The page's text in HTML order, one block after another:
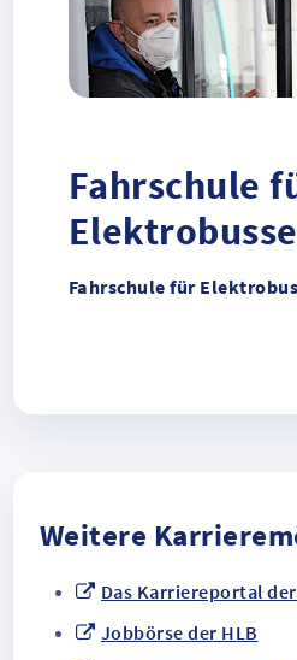
Fahrschule
Elektrobusse
Fahrschule für
Weitere
Das Karriereportal
Jobbörse der HLB